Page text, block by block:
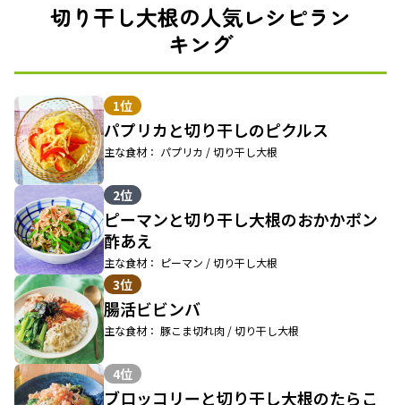
切り干し大根の人気レシピラン
キング
1位
パプリカと切り干しのピクルス
主な食材： パプリカ / 切り干し大根
2位
ピーマンと切り干し大根のおかかポン
酢あえ
主な食材： ピーマン / 切り干し大根
3位
腸活ビビンバ
主な食材： 豚こま切れ肉 / 切り干し大根
4位
ブロッコリーと切り干し大根のたらこ